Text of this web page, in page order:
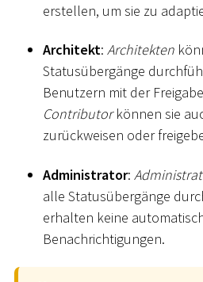
erstellen, um sie zu
Architekt: Architekten
Statusübergänge
Benutzern mit der
Contributorkönnen sie
zurückweisen oder
Administrator:
alle Statusübergänge
erhalten keine
Benachrichtigungen.